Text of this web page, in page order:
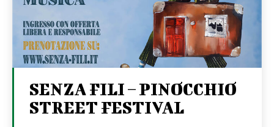
SENZA FILI – PINOCCHIO
STREET FESTIVAL